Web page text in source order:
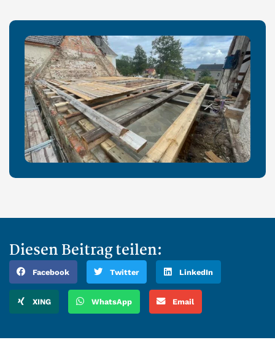
Diesen Beitrag teilen:
Facebook Twitter LinkedIn
XING WhatsApp Email